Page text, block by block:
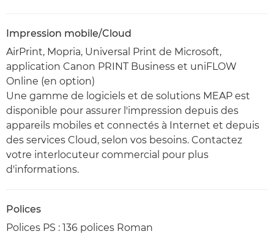
Impression mobile/Cloud
AirPrint, Mopria, Universal Print de Microsoft,
application Canon PRINT Business et uniFLOW
Online (en option)
Une gamme de logiciels et de solutions MEAP est
disponible pour assurer l'impression depuis des
appareils mobiles et connectés à Internet et depuis
des services Cloud, selon vos besoins. Contactez
votre interlocuteur commercial pour plus
d'informations.
Polices
Polices PS : 136 polices Roman